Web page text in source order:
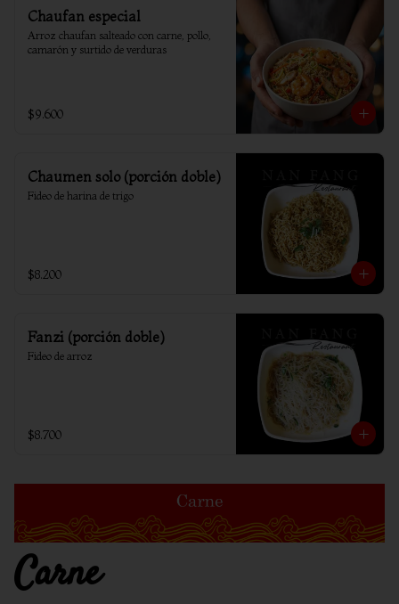
Chaufan especial
Arroz chaufan salteado con carne, pollo,
camarón y surtido de verduras
$9.600
Chaumen solo (porción doble)
Fideo de harina de trigo
$8.200
Fanzi (porción doble)
Fideo de arroz
$8.700
Carne